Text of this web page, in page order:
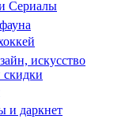
Сериалы
искусство
скидки
и даркнет